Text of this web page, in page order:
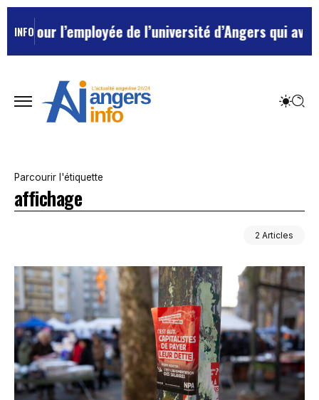
INFO
pour l’employée de l’université d’Angers qui avait
Parcourir l'étiquette
affichage
2 Articles